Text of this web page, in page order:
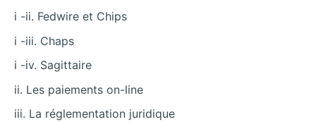
i -ii. Fedwire et Chips
i -iii. Chaps
i -iv. Sagittaire
ii. Les paiements on-line
iii. La réglementation juridique